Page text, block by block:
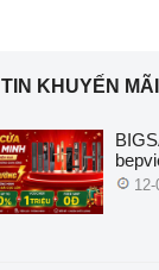
TIN KHUYẾN MÃI